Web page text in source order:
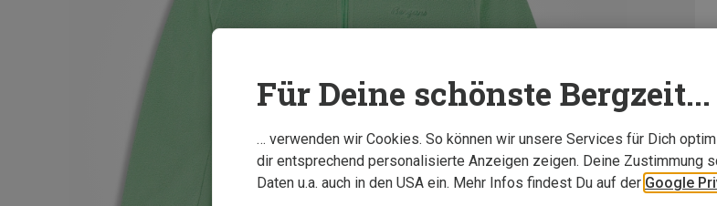
Für Deine schönste Bergzeit...
… verwenden wir Cookies. So können wir unsere Services für Dich
dir entsprechend personalisierte Anzeigen zeigen. Deine Zustimmung
Daten u.a. auch in den USA ein. Mehr Infos findest Du auf der Google